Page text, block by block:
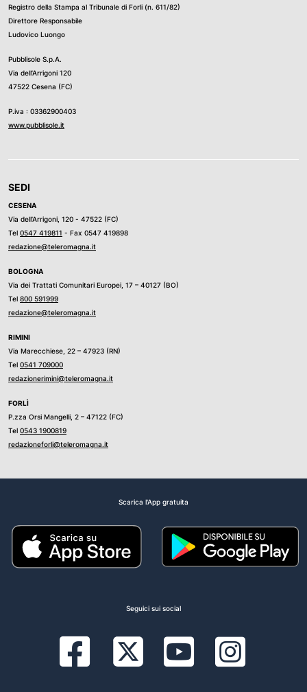
Registro della Stampa al Tribunale di Forli (n. 611/82)
Direttore Responsabile
Ludovico Luongo
Pubblisole S.p.A.
Via dell’Arrigoni 120
47522 Cesena (FC)
P.iva : 03362900403
www.pubblisole.it
SEDI
CESENA
Via dell’Arrigoni, 120 - 47522 (FC)
Tel 0547 419811 - Fax 0547 419898
redazione@teleromagna.it
BOLOGNA
Via dei Trattati Comunitari Europei, 17 – 40127 (BO)
Tel 800 591999
redazione@teleromagna.it
RIMINI
Via Marecchiese, 22 – 47923 (RN)
Tel 0541 709000
redazionerimini@teleromagna.it
FORLÌ
P.zza Orsi Mangelli, 2 – 47122 (FC)
Tel 0543 1900819
redazioneforli@teleromagna.it
Scarica l'App gratuita
Seguici sui social